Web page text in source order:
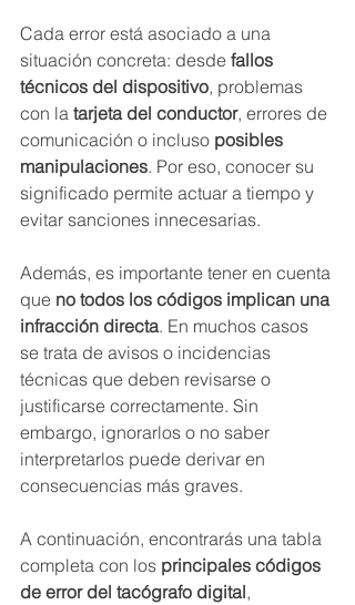
Cada error está asociado a una
situación concreta: desde fallos
técnicos del dispositivo, problemas
con la tarjeta del conductor, errores de
comunicación o incluso posibles
manipulaciones. Por eso, conocer su
significado permite actuar a tiempo y
evitar sanciones innecesarias.
Además, es importante tener en cuenta
que no todos los códigos implican una
infracción directa. En muchos casos
se trata de avisos o incidencias
técnicas que deben revisarse o
justificarse correctamente. Sin
embargo, ignorarlos o no saber
interpretarlos puede derivar en
consecuencias más graves.
A continuación, encontrarás una tabla
completa con los principales códigos
de error del tacógrafo digital,